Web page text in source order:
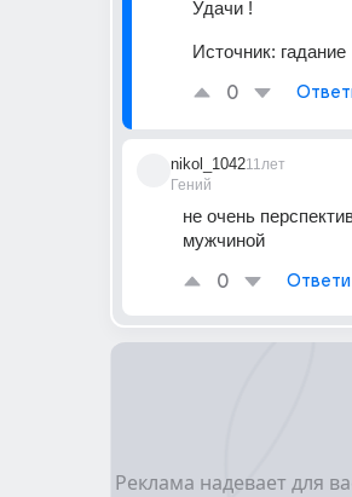
Удачи !
Источник: гадание
0
nikol_1042
Гений
11лет
не очень
мужчиной
0